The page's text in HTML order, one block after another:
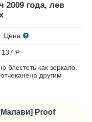
2009 года, лев
Цена
Р
блестеть как зеркало.
другим
Proof